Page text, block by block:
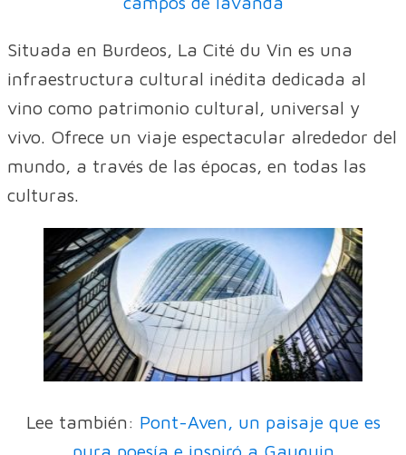
Situada en Burdeos, La Cité du Vin es una
infraestructura cultural inédita dedicada al
vino como patrimonio cultural, universal y
vivo. Ofrece un viaje espectacular alrededor del
mundo, a través de las épocas, en todas las
culturas.
Lee también: Pont-Aven, un paisaje que es